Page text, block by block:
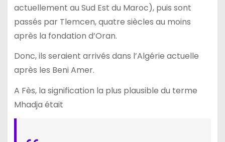
actuellement au Sud Est du Maroc), puis sont
passés par Tlemcen, quatre siècles au moins
après la fondation d’Oran.
Donc, ils seraient arrivés dans l’Algérie actuelle
après les Beni Amer.
A Fès, la signification la plus plausible du terme
Mhadja était